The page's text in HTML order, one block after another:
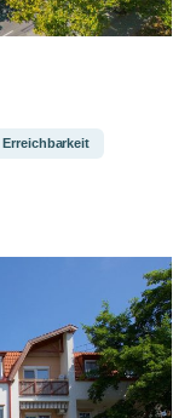
Erreichbarkeit